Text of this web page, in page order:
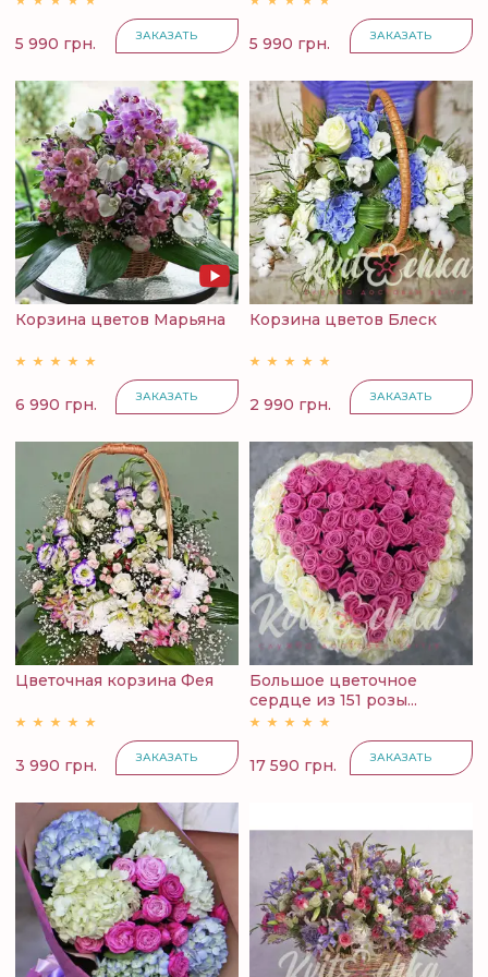
5 990 грн. ЗАКАЗАТЬ 5 990 грн. ЗАКАЗАТЬ
Корзина цветов Марьяна
6 990 грн. ЗАКАЗАТЬ
Корзина цветов Блеск
2 990 грн. ЗАКАЗАТЬ
Цветочная корзина Фея
3 990 грн. ЗАКАЗАТЬ
Большое цветочное
сердце из 151 розы...
17 590 грн. ЗАКАЗАТЬ